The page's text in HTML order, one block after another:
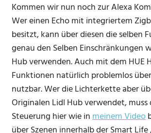
Kommen wir nun noch zur Alexa
Wer einen Echo mit integriertem
besitzt, kann über diesen die selben
genau den Selben Einschränkungen
Hub verwenden. Auch mit dem HUE
Funktionen natürlich problemlos
nutzbar. Wer die Lichterkette aber
Originalen Lidl Hub verwendet, muss
Steuerung hier wie inmeinem Video